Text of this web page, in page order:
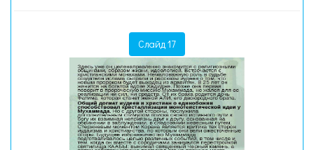
Слайд 17